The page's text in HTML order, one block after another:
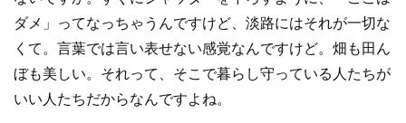
ダメ」ってなっちゃうんですけど、淡路にはそれが一切な
くて。言葉では言い表せない感覚なんですけど。畑も田ん
ぼも美しい。それって、そこで暮らし守っている人たちが
いい人たちだからなんですよね。